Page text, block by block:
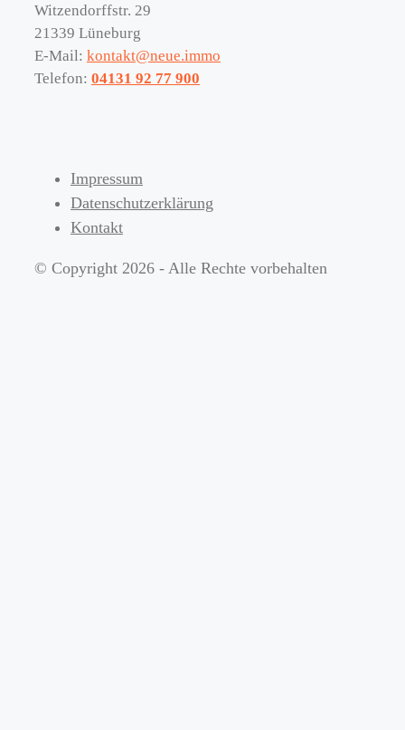
Witzendorffstr. 29
21339 Lüneburg
E-Mail: kontakt@neue.immo
Telefon: 04131 92 77 900
Impressum
Datenschutzerklärung
Kontakt
© Copyright 2026 - Alle Rechte vorbehalten